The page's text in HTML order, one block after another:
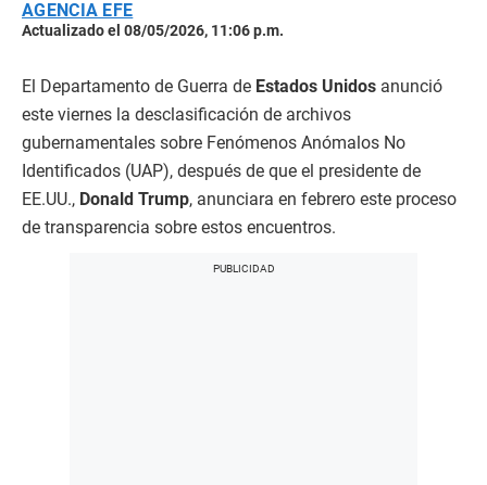
AGENCIA EFE
Actualizado el 08/05/2026, 11:06 p.m.
El Departamento de Guerra de Estados Unidos anunció
este viernes la desclasificación de archivos
gubernamentales sobre Fenómenos Anómalos No
Identificados (UAP), después de que el presidente de
EE.UU., Donald Trump, anunciara en febrero este proceso
de transparencia sobre estos encuentros.